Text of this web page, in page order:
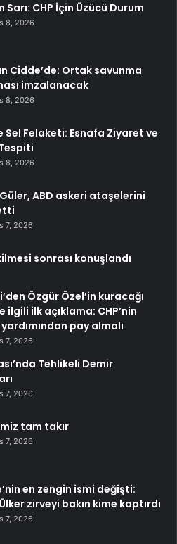
Sarı: CHP İçin Üzücü Durum
8, 2026
Cidde’de: Ortak savunma
imzalanacak
8, 2026
Sel Felaketi: Esnafa Ziyaret ve
8, 2026
ABD askeri ataşelerini
7, 2026
sonrası konuşlandı
Özgür Özel’in kuracağı
ilgili ilk açıklama: CHP’nin
pay almalı
7, 2026
Tehlikeli Demir
7, 2026
tam takır
7, 2026
en zengin ismi değişti:
zirveyi bakın kime kaptırdı
7, 2026